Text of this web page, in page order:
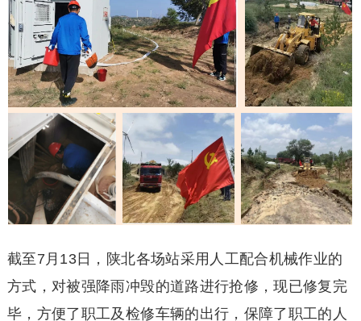
截至7月13日，陕北各场站采用人工配合机械作业的
方式，对被强降雨冲毁的道路进行抢修，现已修复完
毕，方便了职工及检修车辆的出行，保障了职工的人